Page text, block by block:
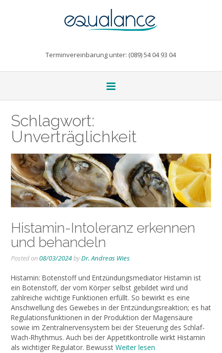
Terminvereinbarung unter: (089) 54 04 93 04
Schlagwort:
Unverträglichkeit
Histamin-Intoleranz erkennen
und behandeln
Posted on08/03/2024byDr. Andreas Wies
Histamin: Botenstoff und Entzündungsmediator Histamin ist
ein Botenstoff, der vom Körper selbst gebildet wird und
zahlreiche wichtige Funktionen erfüllt. So bewirkt es eine
Anschwellung des Gewebes in der Entzündungsreaktion; es hat
Regulationsfunktionen in der Produktion der Magensäure
sowie im Zentralnervensystem bei der Steuerung des Schlaf-
Wach-Rhythmus. Auch bei der Appetitkontrolle wirkt Histamin
als wichtiger Regulator. Bewusst Weiter lesen